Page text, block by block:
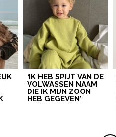
‘IK HEB SPIJT VAN DE
VOLWASSEN NAAM
DIE IK MIJN ZOON
HEB GEGEVEN’